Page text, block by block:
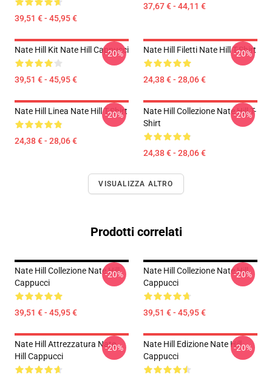
39,51 € - 45,95 €
37,67 € - 44,11 €
Nate Hill Kit Nate Hill Cappucci
39,51 € - 45,95 €
-20% Nate Hill Filetti Nate Hill T-Shirt
24,38 € - 28,06 €
-20%
Nate Hill Linea Nate Hill T-Shirt
24,38 € - 28,06 €
-20%
Nate Hill Collezione Nate Hill T-
Shirt
24,38 € - 28,06 €
-20%
VISUALIZZA ALTRO
Prodotti correlati
Nate Hill Collezione Nate Hill
Cappucci
39,51 € - 45,95 €
-20%
Nate Hill Collezione Nate Hill
Cappucci
39,51 € - 45,95 €
-20%
Nate Hill Attrezzatura Nate
Hill Cappucci
-20%
Nate Hill Edizione Nate Hill
Cappucci
-20%